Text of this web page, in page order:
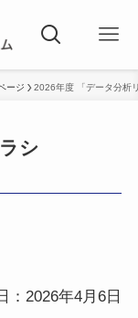
ージ 2026年度 「データ分析
シ
：2026年4月6日